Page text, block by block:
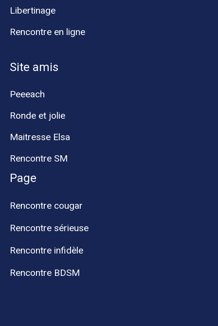
Libertinage
Rencontre en ligne
Site amis
Peeeach
Ronde et jolie
Maitresse Elsa
Rencontre SM
Page
Rencontre cougar
Rencontre sérieuse
Rencontre infidèle
Rencontre BDSM